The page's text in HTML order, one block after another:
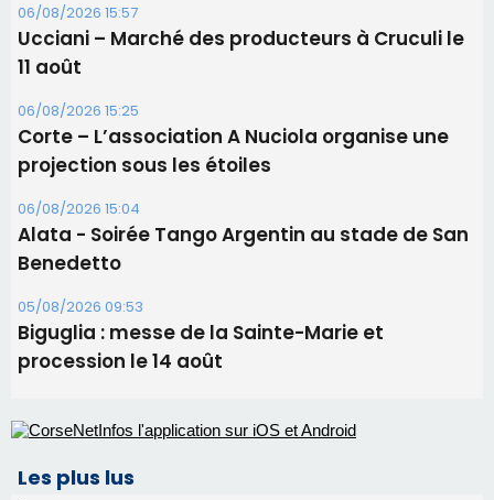
06/08/2026 15:57
Ucciani – Marché des producteurs à Cruculi le
11 août
06/08/2026 15:25
Corte – L’association A Nuciola organise une
projection sous les étoiles
06/08/2026 15:04
Alata - Soirée Tango Argentin au stade de San
Benedetto
05/08/2026 09:53
Biguglia : messe de la Sainte-Marie et
procession le 14 août
Les plus lus